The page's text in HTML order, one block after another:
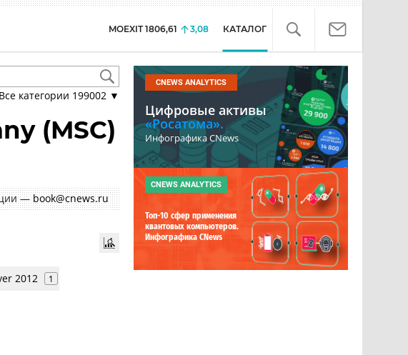
MOEXIT 1806,61 3,08 КАТАЛОГ
Все категории 199002 ▼
(MSC)
—book@cnews.ru
2012 1
CNEWS ANALYTICS
Цифровые активы
«Росатома».
Инфографика CNews
CNEWS ANALYTICS
Топ-10 сфер применения
квантовых компьютеров.
Инфографика CNews